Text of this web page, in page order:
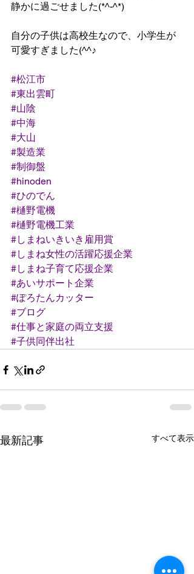
静かに過ごせました(*^-^*)
自分の子供は高校生なので、小学生が
可愛すぎました(^^♪
#松江市
#東出雲町
#山陰
#中海
#大山
#製造業
#制御盤
#hinoden
#ひのでん
#樋野電機
#樋野電機工業
#しまねいきいき雇用賞
#しまね女性の活躍応援企業
#しまね子育て応援企業
#あいサポート企業
#ぽろたんカッター
#ブログ
#仕事と家庭の両立支援
#子供同伴出社
最新記事 すべて表示